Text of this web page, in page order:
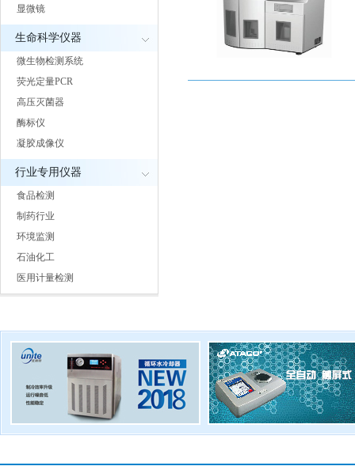
显微镜
生命科学仪器
微生物检测系统
荧光定量PCR
高压灭菌器
酶标仪
凝胶成像仪
行业专用仪器
食品检测
制药行业
环境监测
石油化工
医用计量检测